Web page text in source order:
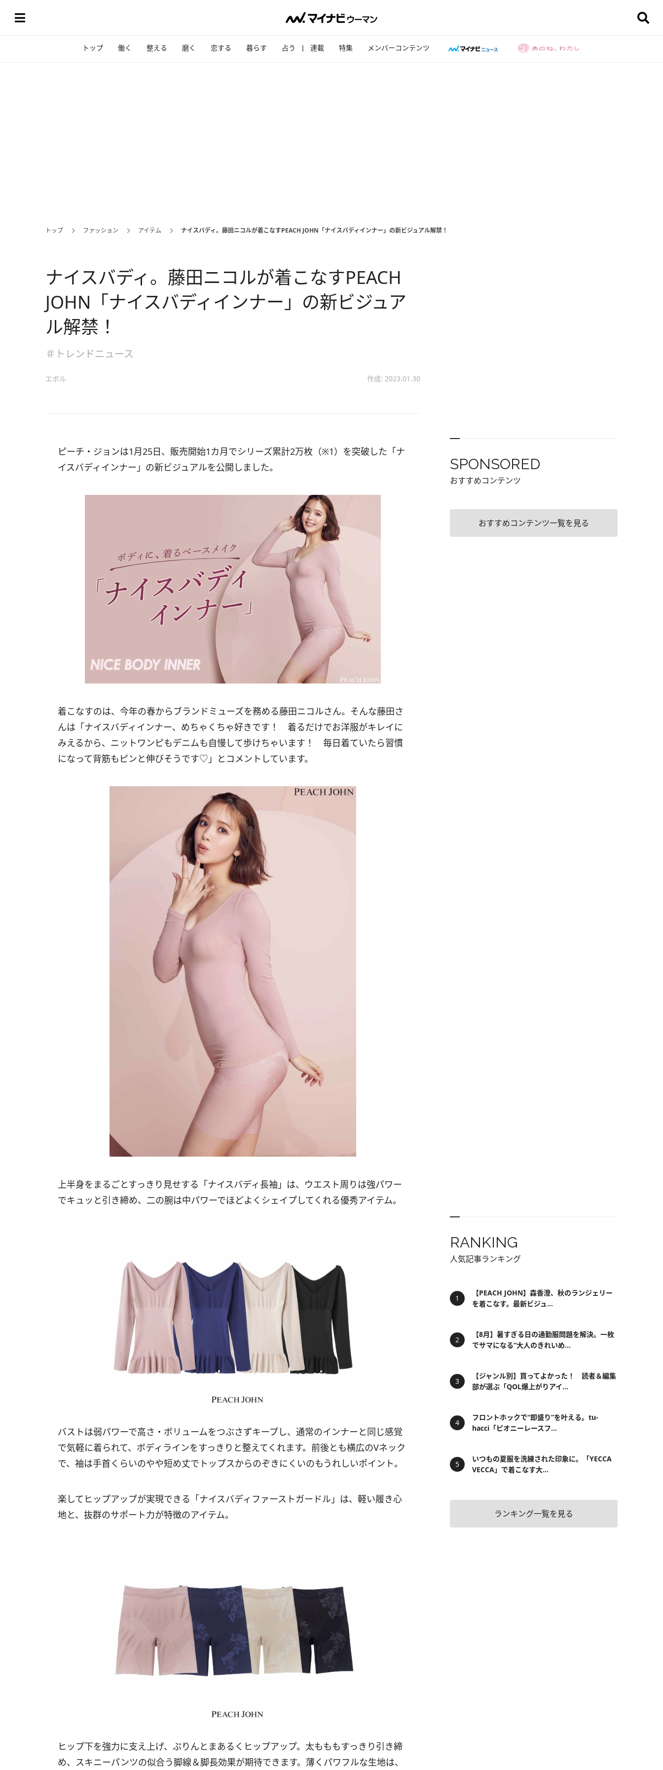
トップ 働く 整える 磨く 恋する 暮らす 占う 連載 特集 メンバーコンテンツ
トップ ファッション アイテム ナイスバディ。藤田ニコルが着こなすPEACH JOHN「ナイスバディインナー」の新ビジュアル解禁！
ナイスバディ。藤田ニコルが着こなすPEACH
JOHN「ナイスバディインナー」の新ビジュア
ル解禁！
＃トレンドニュース
エボル 作成: 2023.01.30
ピーチ・ジョンは1月25日、販売開始1カ月でシリーズ累計2万枚（※1）を突破した「ナ
イスバディインナー」の新ビジュアルを公開しました。
着こなすのは、今年の春からブランドミューズを務める藤田ニコルさん。そんな藤田さ
んは「ナイスバディインナー、めちゃくちゃ好きです！ 着るだけでお洋服がキレイに
みえるから、ニットワンピもデニムも自慢して歩けちゃいます！ 毎日着ていたら習慣
になって背筋もピンと伸びそうです♡」とコメントしています。
上半身をまるごとすっきり見せする「ナイスバディ長袖」は、ウエスト周りは強パワー
でキュッと引き締め、二の腕は中パワーでほどよくシェイプしてくれる優秀アイテム。
バストは弱パワーで高さ・ボリュームをつぶさずキープし、通常のインナーと同じ感覚
で気軽に着られて、ボディラインをすっきりと整えてくれます。前後とも横広のVネック
で、袖は手首くらいのやや短め丈でトップスからのぞきにくいのもうれしいポイント。
楽してヒップアップが実現できる「ナイスバディファーストガードル」は、軽い履き心
地と、抜群のサポート力が特徴のアイテム。
ヒップ下を強力に支え上げ、ぷりんとまあるくヒップアップ。太もももすっきり引き締
め、スキニーパンツの似合う脚線＆脚長効果が期待できます。薄くパワフルな生地は、
SPONSORED
おすすめコンテンツ
おすすめコンテンツ一覧を見る
RANKING
人気記事ランキング
【PEACH JOHN】森香澄、秋のランジェリー
を着こなす。最新ビジュ...
【8月】暑すぎる日の通勤服問題を解決。一枚
でサマになる“大人のきれいめ...
【ジャンル別】買ってよかった！ 読者＆編集
部が選ぶ「QOL爆上がりアイ...
フロントホックで“即盛り”を叶える。tu-
hacci「ピオニーレースフ...
いつもの夏服を洗練された印象に。「YECCA
VECCA」で着こなす大...
ランキング一覧を見る